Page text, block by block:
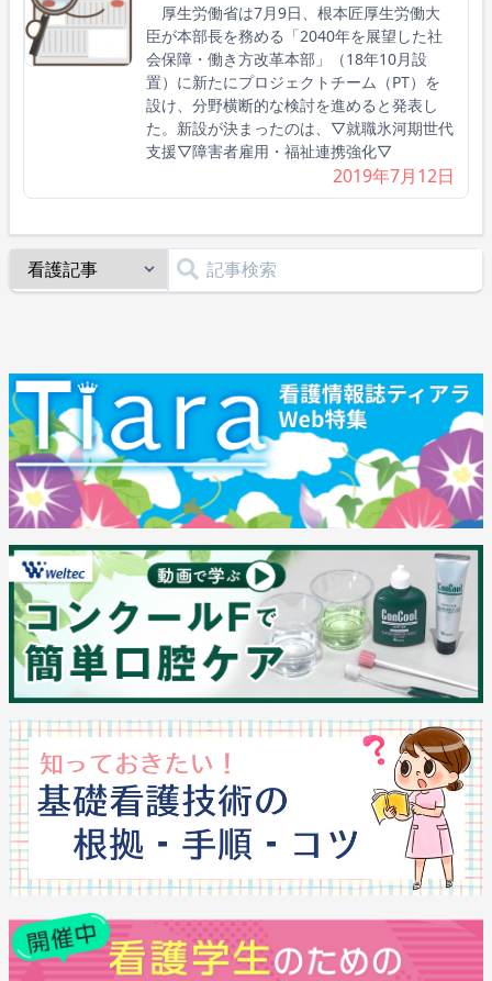
厚生労働省は7月9日、根本匠厚生労働大
臣が本部長を務める「2040年を展望した社
会保障・働き方改革本部」（18年10月設
置）に新たにプロジェクトチーム（PT）を
設け、分野横断的な検討を進めると発表し
た。新設が決まったのは、▽就職氷河期世代
支援▽障害者雇用・福祉連携強化▽
2019年7月12日